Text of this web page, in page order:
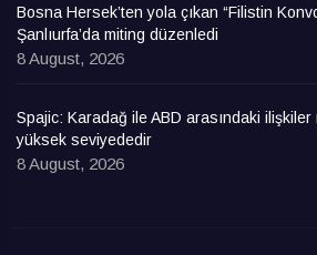
Bosna Hersek’ten yola çıkan “Filistin
Şanlıurfa’da miting düzenledi
8 August, 2026
Spajic: Karadağ ile ABD arasındaki
yüksek seviyededir
8 August, 2026